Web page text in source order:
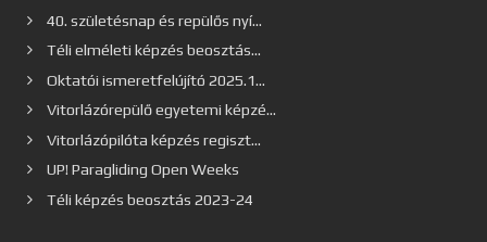
40. születésnap és repülős nyí...
Téli elméleti képzés beosztás...
Oktatói ismeretfelújító 2025.1...
Vitorlázórepülő egyetemi képzé...
Vitorlázópilóta képzés regiszt...
UP! Paragliding Open Weeks
Téli képzés beosztás 2023-24